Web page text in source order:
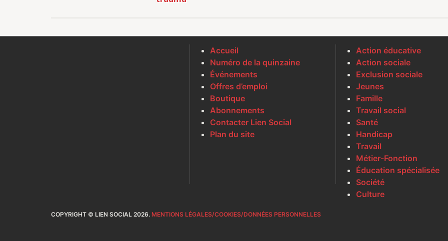
Accueil
Numéro de la quinzaine
Événements
Offres d’emploi
Boutique
Abonnements
Contacter Lien Social
Plan du site
Action éducative
Action sociale
Exclusion sociale
Jeunes
Famille
Travail social
Santé
Handicap
Travail
Métier-Fonction
Éducation spécialisée
Société
Culture
COPYRIGHT © LIEN SOCIAL 2026. MENTIONS LÉGALES/COOKIES/DONNÉES PERSONNELLES